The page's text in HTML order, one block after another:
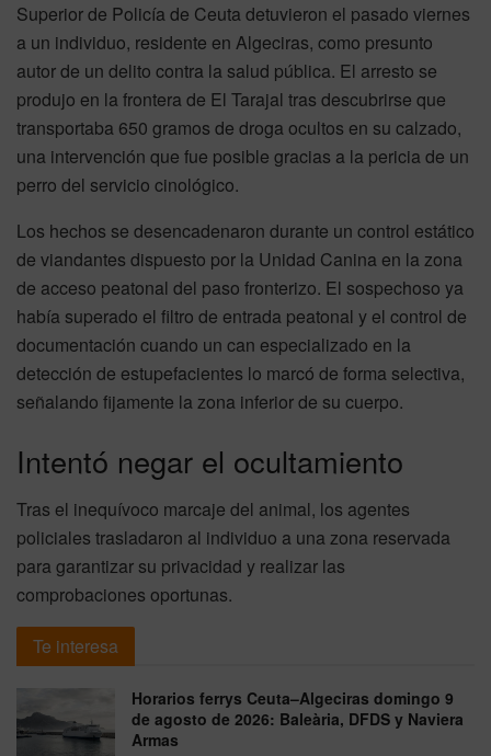
Superior de Policía de Ceuta detuvieron el pasado viernes
a un individuo, residente en Algeciras, como presunto
autor de un delito contra la salud pública. El arresto se
produjo en la frontera de El Tarajal tras descubrirse que
transportaba 650 gramos de droga ocultos en su calzado,
una intervención que fue posible gracias a la pericia de un
perro del servicio cinológico.
Los hechos se desencadenaron durante un control estático
de viandantes dispuesto por la Unidad Canina en la zona
de acceso peatonal del paso fronterizo. El sospechoso ya
había superado el filtro de entrada peatonal y el control de
documentación cuando un can especializado en la
detección de estupefacientes lo marcó de forma selectiva,
señalando fijamente la zona inferior de su cuerpo.
Intentó negar el ocultamiento
Tras el inequívoco marcaje del animal, los agentes
policiales trasladaron al individuo a una zona reservada
para garantizar su privacidad y realizar las
comprobaciones oportunas.
Te interesa
Horarios ferrys Ceuta–Algeciras domingo 9
de agosto de 2026: Baleària, DFDS y Naviera
Armas